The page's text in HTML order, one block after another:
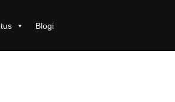
Blogi